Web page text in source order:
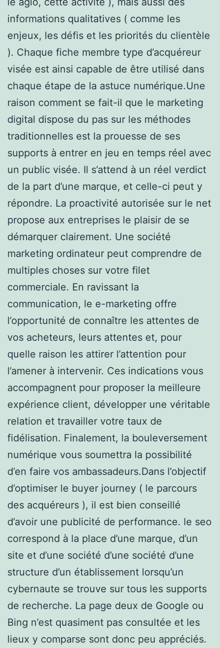
informations qualitatives ( comme les
enjeux, les défis et les priorités du clientèle
). Chaque fiche membre type d’acquéreur
visée est ainsi capable de être utilisé dans
chaque étape de la astuce numérique.Une
raison comment se fait-il que le marketing
digital dispose du pas sur les méthodes
traditionnelles est la prouesse de ses
supports à entrer en jeu en temps réel avec
un public visée. Il s’attend à un réel verdict
de la part d’une marque, et celle-ci peut y
répondre. La proactivité autorisée sur le net
propose aux entreprises le plaisir de se
démarquer clairement. Une société
marketing ordinateur peut comprendre de
multiples choses sur votre filet
commerciale. En ravissant la
communication, le e-marketing offre
l’opportunité de connaître les attentes de
vos acheteurs, leurs attentes et, pour
quelle raison les attirer l’attention pour
l’amener à intervenir. Ces indications vous
accompagnent pour proposer la meilleure
expérience client, développer une véritable
relation et travailler votre taux de
fidélisation. Finalement, la bouleversement
numérique vous soumettra la possibilité
d’en faire vos ambassadeurs.Dans l’objectif
d’optimiser le buyer journey ( le parcours
des acquéreurs ), il est bien conseillé
d’avoir une publicité de performance. le seo
correspond à la place d’une marque, d’un
site et d’une société d’une société d’une
structure d’un établissement lorsqu’un
cybernaute se trouve sur tous les supports
de recherche. La page deux de Google ou
Bing n’est quasiment pas consultée et les
lieux y comparse sont donc peu appréciés.